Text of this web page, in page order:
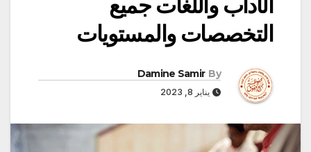
الآداب واللغات جميع
التخصصات والمستويات
By
Damine Samir
يناير 8, 2023